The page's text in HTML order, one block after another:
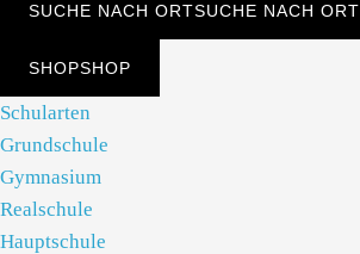
SUCHE NACH ORTSUCHE NACH ORT
SHOPSHOP
Schularten
Grundschule
Gymnasium
Realschule
Hauptschule